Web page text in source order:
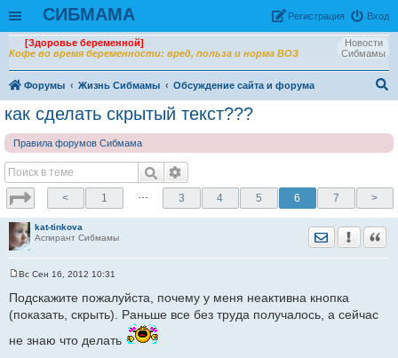
СИБМАМА Вход
Рeгиcтpaция
Новости
Сибмамы
[Здоровье беременной]
Кофе во время беременности: вред, польза и норма ВОЗ
Форумы Жизнь Сибмамы
Обсуждение сайта и форума
как сделать скрытый текст???
Правила форумов Сибмама
< 1 … 3 4 5 6 7 >
kat-tinkova
Аспирант Сибмамы
Отправить
о
б
н
Вс Сен 16, 2012 10:31
Подскажите пожалуйста, почему у меня неактивна кнопка
(показать, скрыть). Раньше все без труда получалось, а сейчас
не знаю что делать